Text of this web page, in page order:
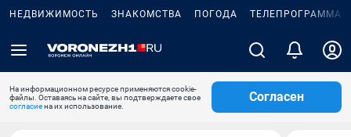
НЕДВИЖИМОСТЬ ЗНАКОМСТВА ПОГОДА ТЕЛЕПРОГРАММА
На информационном ресурсе применяются cookie-
файлы. Оставаясь на сайте, вы подтверждаете свое
согласиена их использование.
Согласен